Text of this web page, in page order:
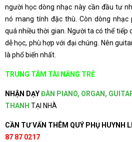
người học dòng nhạc này cần đầu tư
nó mang tính đặc thù. Còn dòng nhạc
quá nhiều thời gian. Người ta có thể tiếp
dễ học, phù hợp với đại chúng. Nên
là phổ biến nhất.
TRUNG TÂM TÀI NĂNG TRẺ
NHẬN DẠYĐÀN PIANO, ORGAN,
THANH TẠI NHÀ
CẦN TƯ VẤN THÊM QUÝ PHỤ HUYNH
87 87 0217